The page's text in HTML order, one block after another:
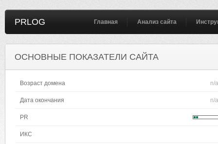
PRLOG Главная Анализ сайта
ОСНОВНЫЕ ПОКАЗАТЕЛИ САЙТА
Возраст домена n/a
Дата окончания n/a
PR
ИКС